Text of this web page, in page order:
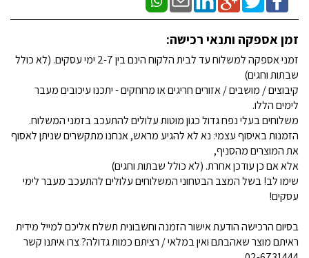
זמן אספקה ותנאי רכישה:
זמני אספקה למשלוח עד לבית הלקוח הינם בין 2-7 ימי עסקים. (לא כולל
שבתות וחגים)
קיבוצים / מושבים / אזורים חריגים או מרוחקים - יתכנו עיכובים מעבר
לימים הללו.
משלוחים בעלי נפח גדול כגון מוטות עלולים להתעכב בזמני המשלוח.
הזמנות באיסוף עצמי: נא לא להגיע מראש, אנחנו מתקשרים שניתן לאסוף
את המוצרים מהסניף,
אלא אם כן עודכן אחרת. (לא כולל שבתות וחגים)
שימו לב! בשל המצב הבטחוני המשלוחים עלולים להתעכב מעבר לימי
עסקים!
בסיום הרכישה הודעת אישור הזמנה וחשבונית תשלח אליכם למייל מידית
ראיתם מוצר שאהבתם ואין במלאי / רציתם כמות גדולה? צרו איתנו קשר